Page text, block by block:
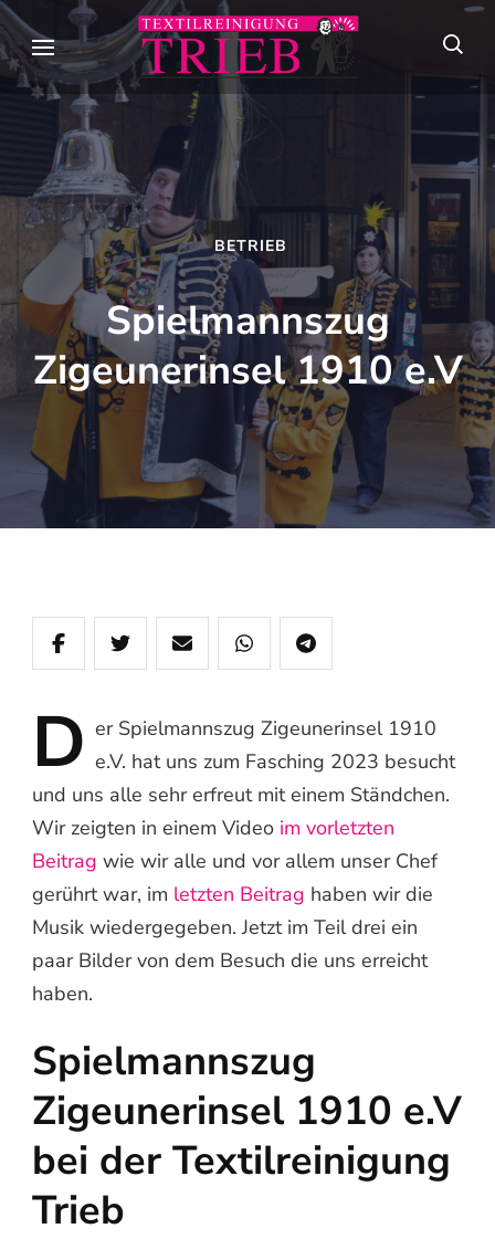
Skip
to
content
Trieb
Textilpflege seit
über 90 Jahren in
Stuttgart
BETRIEB
Spielmannszug
Zigeunerinsel 1910 e.V
D erSpielmannszug Zigeunerinsel 1910
e.V. hat uns zum Fasching 2023 besucht
und uns alle sehr erfreut mit einem Ständchen.
Wir zeigten in einem Video im vorletzten
Beitrag wie wir alle und vor allem unser Chef
gerührt war, im letzten Beitrag haben wir die
Musik wiedergegeben. Jetzt im Teil drei ein
paar Bilder von dem Besuch die uns erreicht
haben.
Spielmannszug
Zigeunerinsel 1910 e.V
bei der Textilreinigung
Trieb